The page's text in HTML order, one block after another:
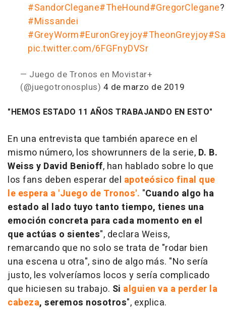
#SandorClegane#TheHound#GregorClegane?
#Missandei
#GreyWorm#EuronGreyjoy#TheonGreyjoy
pic.twitter.com/6FGFnyDVSr
— Juego de Tronos en Movistar+
(@juegotronosplus) 4 de marzo de 2019
"HEMOS ESTADO 11 AÑOS TRABAJANDO EN ESTO"
En una entrevista que también aparece en el
mismo número, los showrunners de la serie, D. B.
Weiss y David Benioff, han hablado sobre lo que
los fans deben esperar del apoteósico final que
le espera a 'Juego de Tronos'. "Cuando algo ha
estado al lado tuyo tanto tiempo, tienes una
emoción concreta para cada momento en el
que actúas o sientes", declara Weiss,
remarcando que no solo se trata de "rodar bien
una escena u otra", sino de algo más. "No sería
justo, les volveríamos locos y sería complicado
que hiciesen su trabajo. Si alguien va a perder la
cabeza, seremos nosotros", explica.